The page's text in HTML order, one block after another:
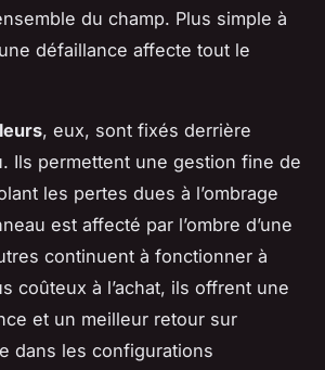
du champ. Plus simple à
défaillance affecte tout le
, eux, sont fixés derrière
Ils permettent une gestion fine de
les pertes dues à l’ombrage
est affecté par l’ombre d’une
continuent à fonctionner à
coûteux à l’achat, ils offrent une
et un meilleur retour sur
dans les configurations